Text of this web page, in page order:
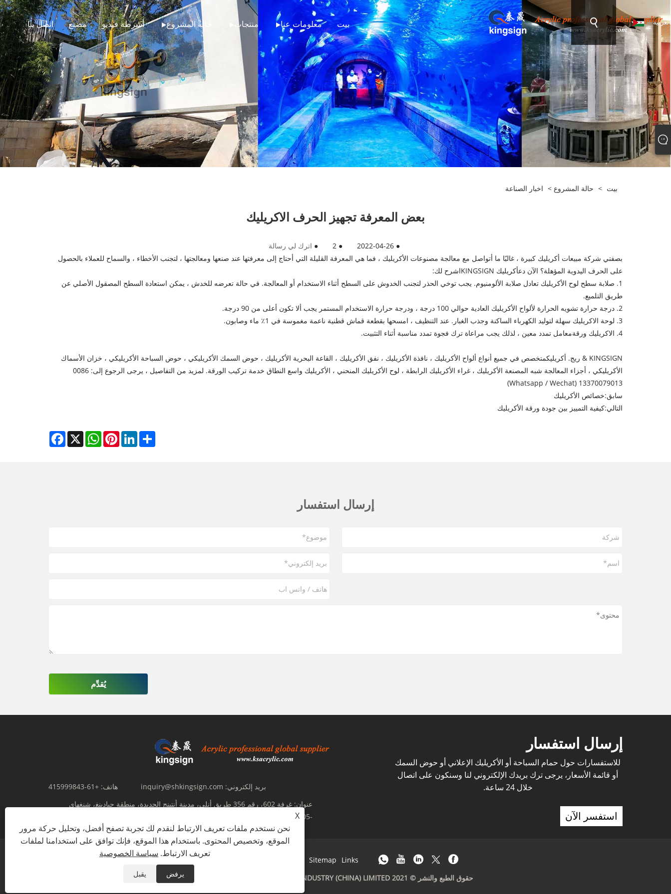
بيت معلومات عنا منتجات حالة المشروع أشرطة فيديو مصنع اتصل بنا العربية
بيت > حالة المشروع > اخبار الصناعة
بعض المعرفة تجهيز الحرف الاكريليك
●
2022-04-26
●
2
● اترك لي رسالة
بصفتي شركة مبيعات أكريليك كبيرة ، غالبًا ما أتواصل مع معالجة مصنوعات الأكريليك ، فما هي المعرفة القليلة التي أحتاج إلى معرفتها عند صنعها ومعالجتها ، لتجنب الأخطاء ، والسماح للعملاء بالحصول
على الحرف اليدوية المؤهلة؟ الآن دعأكريليك KINGSIGN
اشرح لك:
1. صلابة سطح لوح الأكريليك تعادل صلابة الألومنيوم. يجب توخي الحذر لتجنب الخدوش على السطح أثناء الاستخدام أو المعالجة. في حالة تعرضه للخدش ، يمكن استعادة السطح المصقول الأصلي عن
طريق التلميع.
2. درجة حرارة تشويه الحرارة لألواح الأكريليك العادية حوالي 100 درجة ، ودرجة حرارة الاستخدام المستمر يجب ألا تكون أعلى من 90 درجة.
3. لوحة الاكريليك سهلة لتوليد الكهرباء الساكنة وجذب الغبار. عند التنظيف ، امسحها بقطعة قماش قطنية ناعمة مغموسة في 1٪ ماء وصابون.
4. الاكريليك ورقةمعامل تمدد معين ، لذلك يجب مراعاة ترك فجوة تمدد مناسبة أثناء التثبيت.
KINGSIGN & ريج. أكريليك
متخصص في جميع أنواع ألواح الأكريليك ، نافذة الأكريليك ، نفق الأكريليك ، القاعة البحرية الأكريليك ، حوض السمك الأكريليكي ، حوض السباحة الأكريليكي ، خزان الأسماك
الأكريليكي ، أجزاء المعالجة شبه المصنعة الأكريليك ، غراء الأكريليك الرابطة ، لوح الأكريليك المنحني ، الأكريليك واسع النطاق خدمة تركيب الورقة. لمزيد من التفاصيل ، يرجى الرجوع إلى: 0086
13370079013 (Whatsapp / Wechat)
سابق:خصائص الأكريليك
التالي:كيفية التمييز بين جودة ورقة الأكريليك
Facebook X
WhatsAppPinterestLinkedInShare
إرسال استفسار
يُقدِّم
هاتف: +61-415999843 بريد إلكتروني: inquiry@shkingsign.com
عنوان:
غرفة 602، رقم 356 طريق أنلي، مدينة أنتينج الجديدة، منطقة جيادينغ، شنغهاي
-201805، الصين
إرسال استفسار
للاستفسارات حول حمام السباحة أو الأكريليك الإعلاني أو حوض السمك
أو قائمة الأسعار، يرجى ترك بريدك الإلكتروني لنا وسنكون على اتصال
خلال 24 ساعة.
استفسر الآن
Links
Sitemap
حقوق الطبع والنشر © 2021 KINGSIGN INDUSTRY (CHINA) LIMITED جميع الحقوق محفوظة
X
نحن نستخدم ملفات تعريف الارتباط لنقدم لك تجربة تصفح أفضل، وتحليل حركة مرور
الموقع، وتخصيص المحتوى. باستخدام هذا الموقع، فإنك توافق على استخدامنا لملفات
تعريف الارتباط. سياسة الخصوصية
يرفض يقبل